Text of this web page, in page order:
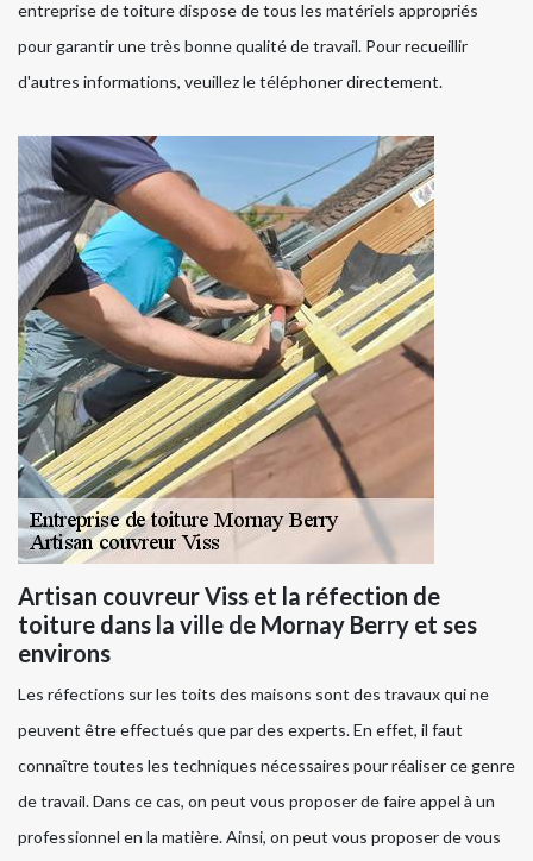
entreprise de toiture dispose de tous les matériels appropriés
pour garantir une très bonne qualité de travail. Pour recueillir
d'autres informations, veuillez le téléphoner directement.
Artisan couvreur Viss et la réfection de
toiture dans la ville de Mornay Berry et ses
environs
Les réfections sur les toits des maisons sont des travaux qui ne
peuvent être effectués que par des experts. En effet, il faut
connaître toutes les techniques nécessaires pour réaliser ce genre
de travail. Dans ce cas, on peut vous proposer de faire appel à un
professionnel en la matière. Ainsi, on peut vous proposer de vous